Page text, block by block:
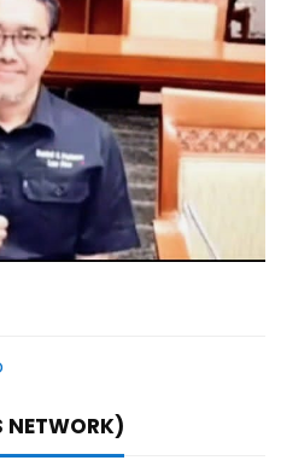
NETWORK)